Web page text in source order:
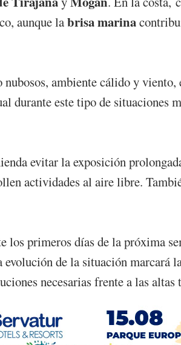
aunque labrisa marina
ambiente cálido y
durante este tipo de situaciones
evitar la exposición
actividades al aire libre.
los primeros días de la próxima
de la situación marcará
necesarias frente a las altas